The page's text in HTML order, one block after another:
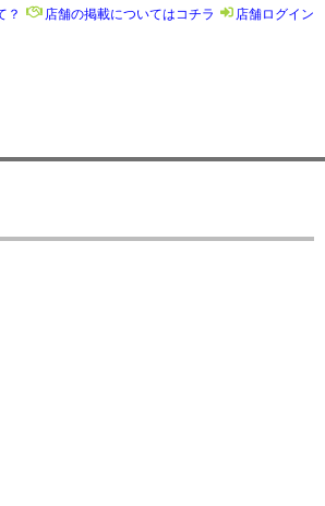
？ 店舗の掲載についてはコチラ 店舗ログイン